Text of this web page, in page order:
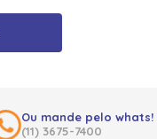
Ou mande pelo whats!
(11) 3675-7400